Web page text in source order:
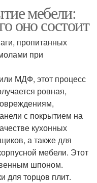
мебели:
оно состоит
пропитанных
при
МДФ, этот процесс
ровная,
с покрытием на
кухонных
а также для
мебели. Этот
шпоном.
для торцов плит.